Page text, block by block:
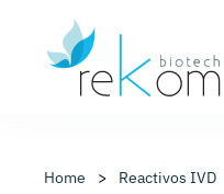
Home Reactivos IVD